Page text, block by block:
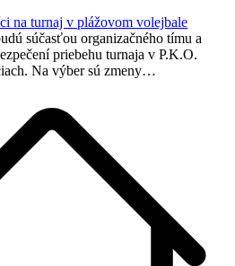
na turnaj v plážovom volejbale
súčasťou organizačného tímu a
priebehu turnaja v P.K.O.
Na výber sú zmeny…